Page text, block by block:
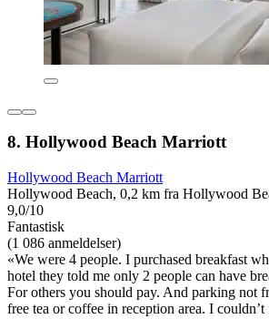
8. Hollywood Beach Marriott
Hollywood Beach Marriott
Hollywood Beach, 0,2 km fra Hollywood
9,0/10
Fantastisk
(1 086 anmeldelser)
«We were 4 people. I purchased breakfast
hotel they told me only 2 people can have
For others you should pay. And parking not
free tea or coffee in reception area. I